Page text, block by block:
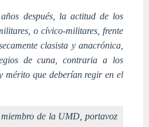
después, la actitud de los
o cívico-militares, frente
clasista y anacrónica,
de cuna, contraria a los
mérito que deberían regir en el
de la UMD, portavoz